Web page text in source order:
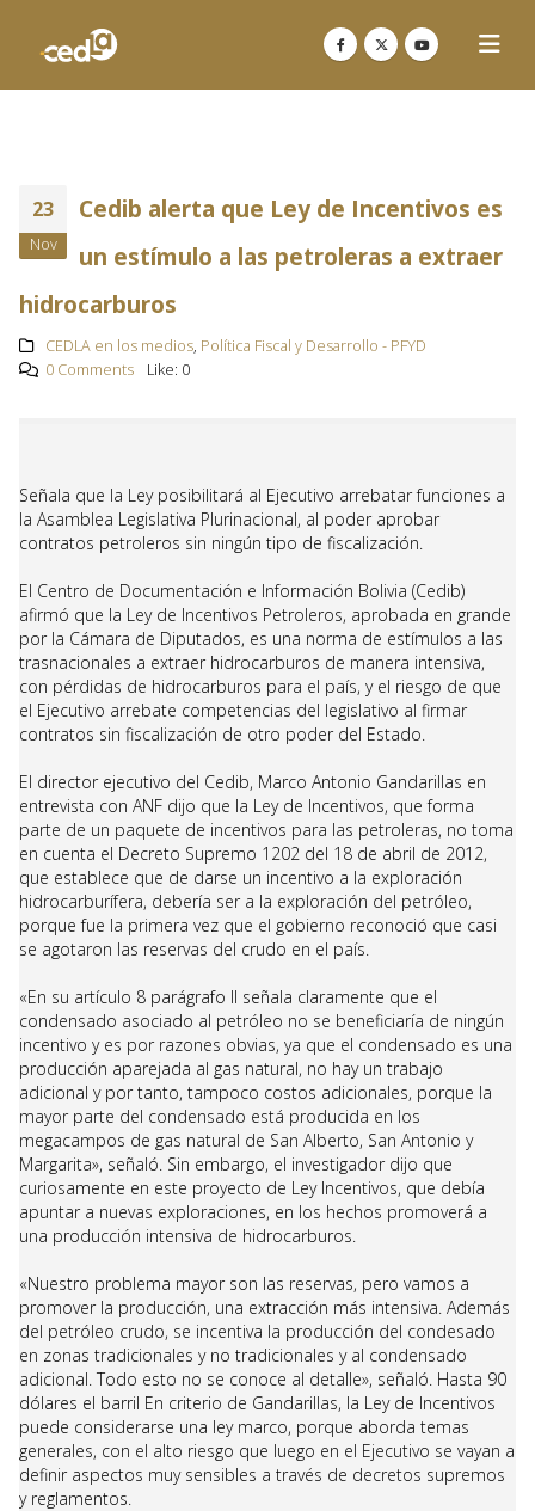
23
Nov
Cedib alerta que Ley de Incentivos es
un estímulo a las petroleras a extraer
hidrocarburos
CEDLA en los medios, Política Fiscal y Desarrollo - PFYD
0 Comments
Like: 0
Señala que la Ley posibilitará al Ejecutivo arrebatar funciones a
la Asamblea Legislativa Plurinacional, al poder aprobar
contratos petroleros sin ningún tipo de fiscalización.
El Centro de Documentación e Información Bolivia (Cedib)
afirmó que la Ley de Incentivos Petroleros, aprobada en grande
por la Cámara de Diputados, es una norma de estímulos a las
trasnacionales a extraer hidrocarburos de manera intensiva,
con pérdidas de hidrocarburos para el país, y el riesgo de que
el Ejecutivo arrebate competencias del legislativo al firmar
contratos sin fiscalización de otro poder del Estado.
El director ejecutivo del Cedib, Marco Antonio Gandarillas en
entrevista con ANF dijo que la Ley de Incentivos, que forma
parte de un paquete de incentivos para las petroleras, no toma
en cuenta el Decreto Supremo 1202 del 18 de abril de 2012,
que establece que de darse un incentivo a la exploración
hidrocarburífera, debería ser a la exploración del petróleo,
porque fue la primera vez que el gobierno reconoció que casi
se agotaron las reservas del crudo en el país.
«En su artículo 8 parágrafo II señala claramente que el
condensado asociado al petróleo no se beneficiaría de ningún
incentivo y es por razones obvias, ya que el condensado es una
producción aparejada al gas natural, no hay un trabajo
adicional y por tanto, tampoco costos adicionales, porque la
mayor parte del condensado está producida en los
megacampos de gas natural de San Alberto, San Antonio y
Margarita», señaló. Sin embargo, el investigador dijo que
curiosamente en este proyecto de Ley Incentivos, que debía
apuntar a nuevas exploraciones, en los hechos promoverá a
una producción intensiva de hidrocarburos.
«Nuestro problema mayor son las reservas, pero vamos a
promover la producción, una extracción más intensiva. Además
del petróleo crudo, se incentiva la producción del condesado
en zonas tradicionales y no tradicionales y al condensado
adicional. Todo esto no se conoce al detalle», señaló. Hasta 90
dólares el barril En criterio de Gandarillas, la Ley de Incentivos
puede considerarse una ley marco, porque aborda temas
generales, con el alto riesgo que luego en el Ejecutivo se vayan a
definir aspectos muy sensibles a través de decretos supremos
y reglamentos.